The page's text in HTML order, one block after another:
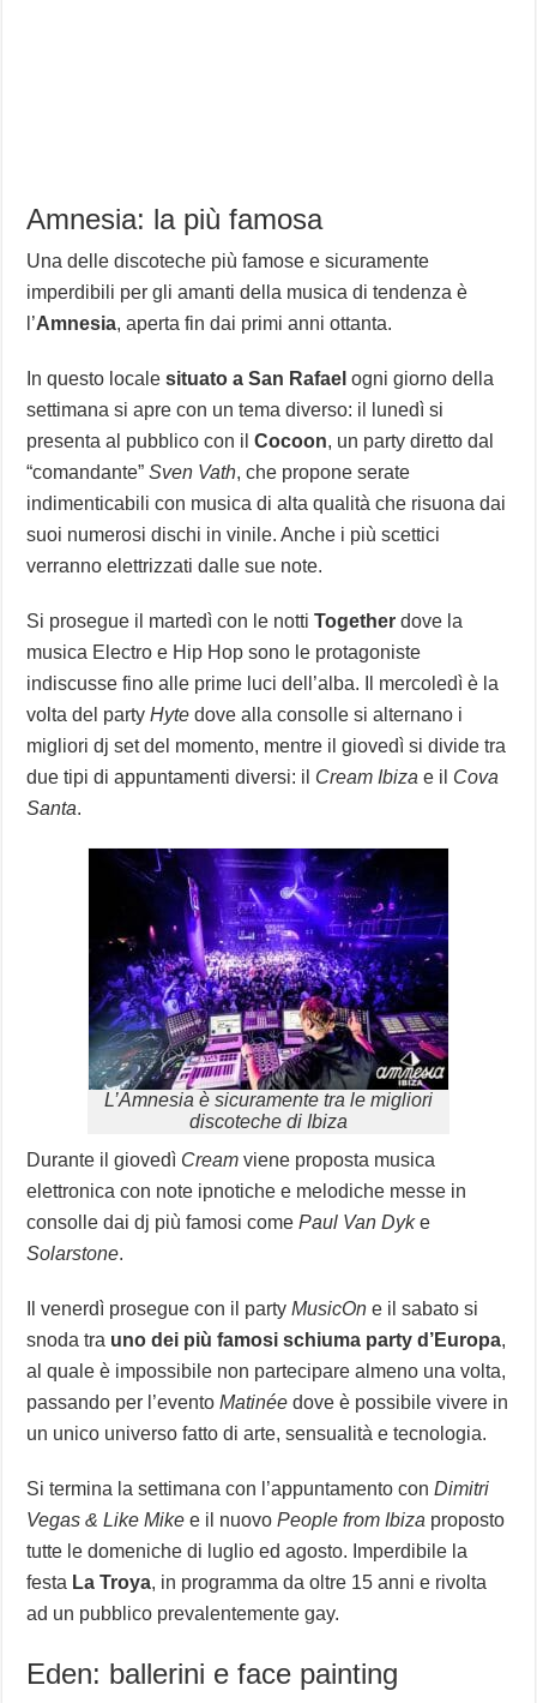
Amnesia: la più famosa
Una delle discoteche più famose e sicuramente
imperdibili per gli amanti della musica di tendenza è
l’Amnesia, aperta fin dai primi anni ottanta.
In questo localesituato a San Rafael ogni giorno della
settimana si apre con un tema diverso: il lunedì si
presenta al pubblico con ilCocoon, un party diretto dal
“comandante”Sven Vath, che propone serate
indimenticabili con musica di alta qualità che risuona dai
suoi numerosi dischi in vinile. Anche i più scettici
verranno elettrizzati dalle sue note.
Si prosegue il martedì con le nottiTogetherdove la
musica Electro e Hip Hop sono le protagoniste
indiscusse fino alle prime luci dell’alba. Il mercoledì è la
volta del partyHyte dove alla consolle si alternano i
migliori dj set del momento, mentre il giovedì si divide tra
due tipi di appuntamenti diversi: il Cream Ibiza e il Cova
Santa.
L’Amnesia è sicuramente tra le migliori
discoteche di Ibiza
Durante il giovedì Cream viene proposta musica
elettronica con note ipnotiche e melodiche messe in
consolle dai dj più famosi comePaul Van Dyke
Solarstone.
Il venerdì prosegue con il partyMusicOn e il sabato si
snoda tra uno dei più famosi schiuma party d’Europa,
al quale è impossibile non partecipare almeno una volta,
passando per l’eventoMatinée dove è possibile vivere in
un unico universo fatto di arte, sensualità e tecnologia.
Si termina la settimana con l’appuntamento conDimitri
Vegas & Like Mike e il nuovoPeople from Ibiza proposto
tutte le domeniche di luglio ed agosto. Imperdibile la
festa La Troya, in programma da oltre 15 anni e rivolta
ad un pubblico prevalentemente gay.
Eden: ballerini e face painting